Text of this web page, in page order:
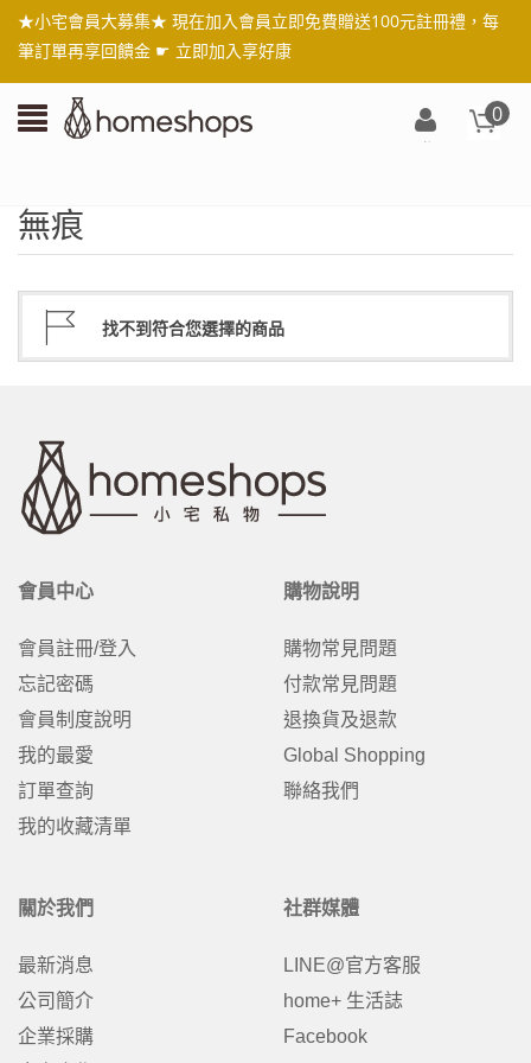
★小宅會員大募集★ 現在加入會員立即免費贈送100元註冊禮，每
筆訂單再享回饋金 ☛ 立即加入享好康
0
無痕
找不到符合您選擇的商品
會員中心
會員註冊/登入
忘記密碼
會員制度說明
我的最愛
訂單查詢
我的收藏清單
購物說明
購物常見問題
付款常見問題
退換貨及退款
Global Shopping
聯絡我們
關於我們
最新消息
公司簡介
企業採購
社群媒體
LINE@官方客服
home+ 生活誌
Facebook